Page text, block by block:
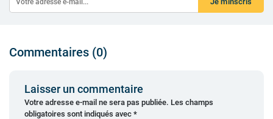
Commentaires (0)
Laisser un commentaire
Votre adresse e-mail ne sera pas publiée. Les champs
obligatoires sont indiqués avec *